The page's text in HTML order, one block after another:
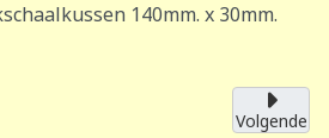
140mm. x 30mm.
Volgende